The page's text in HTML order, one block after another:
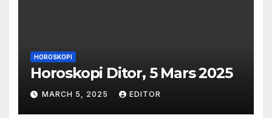
HOROSKOPI
Horoskopi Ditor, 5 Mars 2025
MARCH 5, 2025 EDITOR